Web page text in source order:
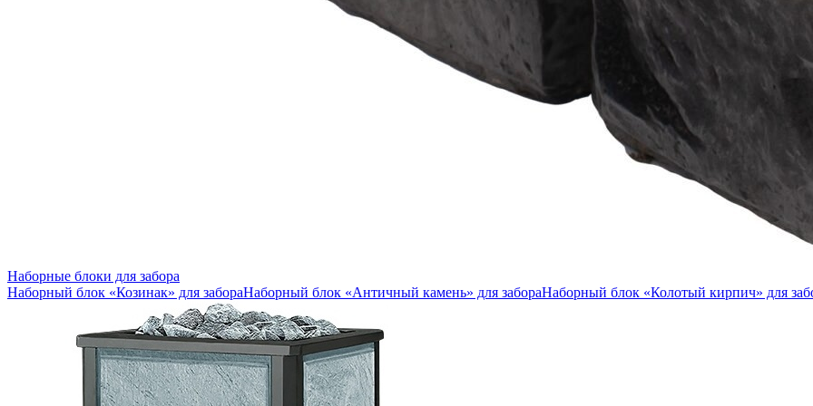
Наборные блоки для забора
Наборный блок «Козинак» для забораНаборный блок «Античный камень» для забораНаборный блок «Колотый кирпич» для